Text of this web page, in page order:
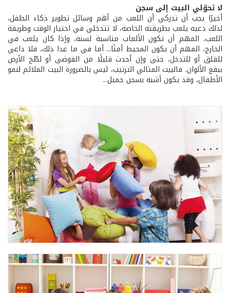
لا تحوّلي البيت إلى سجن
أخيرًا يجب أن تدركي أن اللعب من أهم وسائل تطوير ذكاء الطفل،
لذلك دعيه يلعب بطريقته الخاصة، لا تتدخلي في اختيار الوقت وطريقة
اللعب، المهم أن تكون الألعاب مناسبة لسنه، وإذا كان يلعب في
الخارج، المهم أن يكون المحيط أمنًا... أما في ما عدا ذلك، فلا داعي
للقلق أو للتدخل، حتى وإن أحدث قليلًا من الفوضى أو لطّخ الأرض
ببقع الألوان. فالبيت المثالي الترتيب، ليس بالضرورة البيت الملائم لنمو
الأطفال، وقد يكون أشبه بسجن جميل...